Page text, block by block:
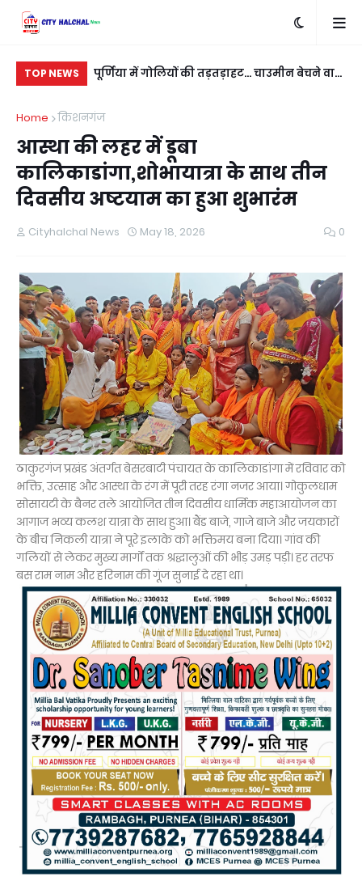
TOP NEWS
बदला लेने के लिए
पूर्णिया में गोलियों की तड़तड़ाहट... चाउमीन बेचने वाले
Home
किशनगंज
आस्था की लहर में डूबा
कालिकाडांगा,शोभायात्रा के साथ तीन
दिवसीय अष्टयाम का हुआ शुभारंम
Cityhalchal News May 18, 2026 0
ठाकुरगंज प्रखंड अंतर्गत बेसरबाटी पंचायत के कालिकाडांगा में रविवार को
भक्ति, उत्साह और आस्था के रंग में पूरी तरह रंगा नजर आया। गोकुलधाम
सोसायटी के बैनर तले आयोजित तीन दिवसीय धार्मिक महाआयोजन का
आगाज भव्य कलश यात्रा के साथ हुआ। बैंड बाजे, गाजे बाजे और जयकारों
के बीच निकली यात्रा ने पूरे इलाके को भक्तिमय बना दिया। गांव की
गलियों से लेकर मुख्य मार्गों तक श्रद्धालुओं की भीड़ उमड़ पड़ी। हर तरफ
बस राम नाम और हरिनाम की गूंज सुनाई दे रहा था।